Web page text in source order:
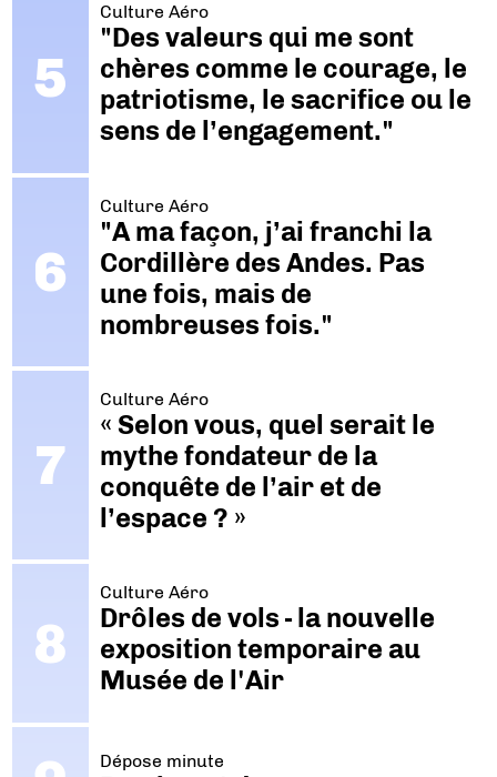
Culture Aéro
"Des valeurs qui me sont
chères comme le courage, le
patriotisme, le sacrifice ou le
sens de l’engagement."
Culture Aéro
"A ma façon, j’ai franchi la
Cordillère des Andes. Pas
une fois, mais de
nombreuses fois."
Culture Aéro
« Selon vous, quel serait le
mythe fondateur de la
conquête de l’air et de
l’espace ? »
Culture Aéro
Drôles de vols - la nouvelle
exposition temporaire au
Musée de l'Air
Dépose minute